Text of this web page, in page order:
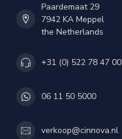
Paardemaat 29
7942 KA Meppel
the Netherlands
+31 (0) 522 78 47 00
06 11 50 5000
verkoop@cinnova.nl